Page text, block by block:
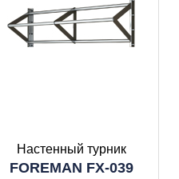
Настенный турник
FOREMAN FX-039